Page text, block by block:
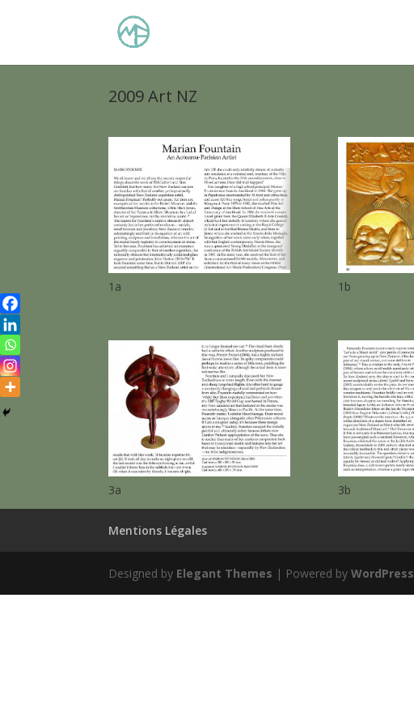
2009 Art NZ
1a 1b
3a 3b
Mentions Légales
Designed by Elegant Themes | Powered byWordPress